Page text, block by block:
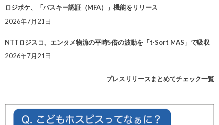
ロジポケ、「パスキー認証（MFA）」機能をリリース
2026年7月21日
NTTロジスコ、エンタメ物流の平時5倍の波動を「t-Sort MAS」で吸収
2026年7月21日
プレスリリースまとめてチェック一覧